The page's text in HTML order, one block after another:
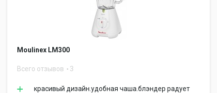
Moulinex LM300
Всего отзывов 3
красивый дизайн.удобная чаша.блэндер радует